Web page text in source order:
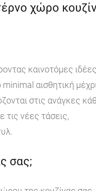
χώρο
καινοτόμες
αισθητική μέχρι
στις ανάγκες
νέες τάσεις,
σας;